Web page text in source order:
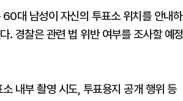
대 남성이 자신의 투표소 위치를 안내하
. 경찰은 관련 법 위반 여부를 조사할 예정
내부 촬영 시도, 투표용지 공개 행위 등